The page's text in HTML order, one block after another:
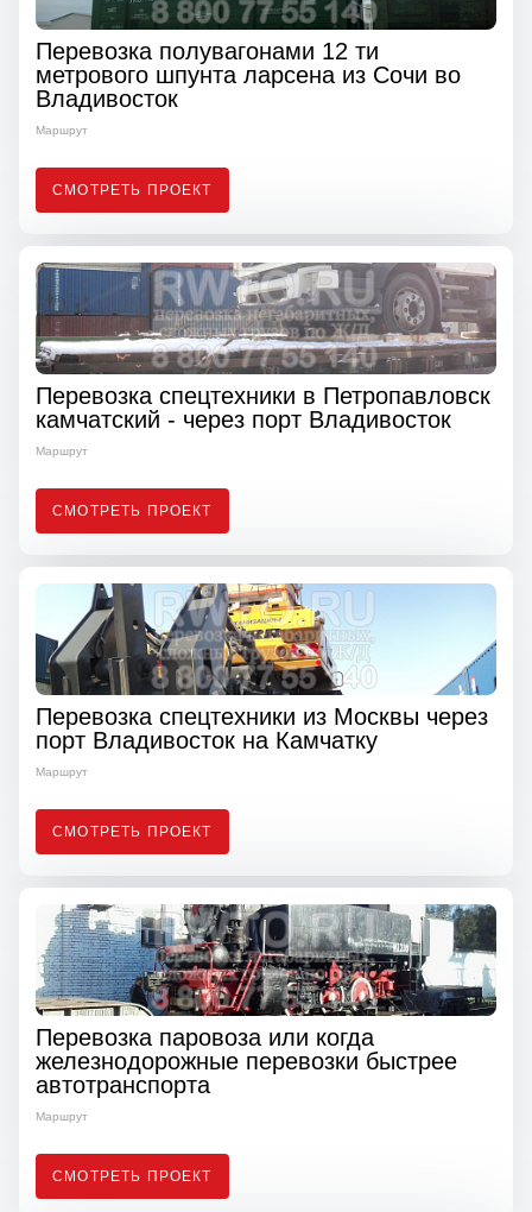
Перевозка полувагонами 12 ти
метрового шпунта ларсена из Сочи во
Владивосток
Маршрут
СМОТРЕТЬ ПРОЕКТ
Перевозка спецтехники в Петропавловск
камчатский - через порт Владивосток
Маршрут
СМОТРЕТЬ ПРОЕКТ
Перевозка спецтехники из Москвы через
порт Владивосток на Камчатку
Маршрут
СМОТРЕТЬ ПРОЕКТ
Перевозка паровоза или когда
железнодорожные перевозки быстрее
автотранспорта
Маршрут
СМОТРЕТЬ ПРОЕКТ